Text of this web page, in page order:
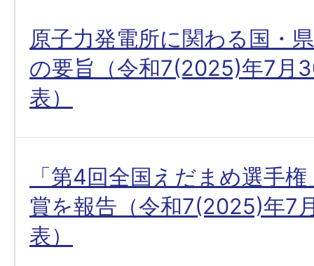
原子力発電所に関わる国・
の要旨（令和7(2025)年7月
表）
「第4回全国えだまめ選手
賞を報告（令和7(2025)年7
表）